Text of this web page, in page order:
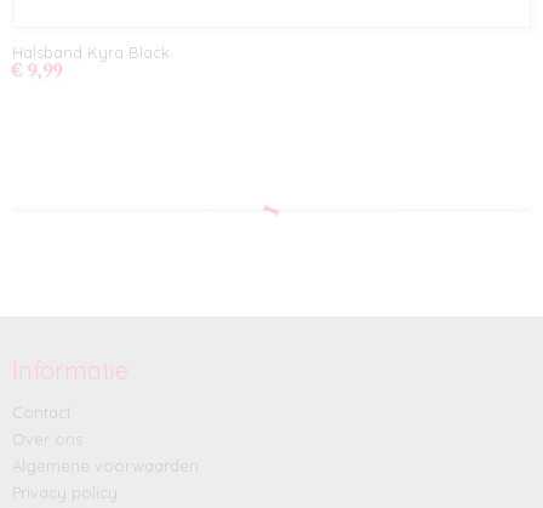
Halsband Kyra Black
€ 9,99
Informatie
Contact
Over ons
Algemene voorwaarden
Privacy policy